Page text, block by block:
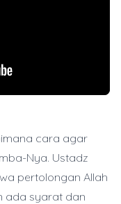
cara agar
Nya. Ustadz
pertolongan Allah
ada syarat dan